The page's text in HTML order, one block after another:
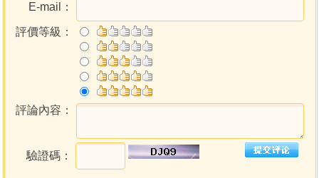
E-mail：
評價等級：
評論內容：
驗證碼：